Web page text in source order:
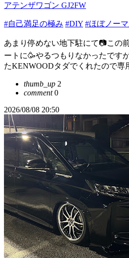
アテンザワゴン GJ2FW
#自己満足の極み #DIY #ほぼノー
あまり停めない地下駐にて📷この
ートに🥳やるつもりなかったです
たKENWOODタダでくれたので専
thumb_up 2
comment0
2026/08/08 20:50